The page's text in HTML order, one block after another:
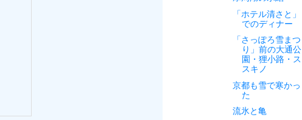
「ホテル清さと」
でのディナー
「さっぽろ雪まつ
り」前の大通公
園・狸小路・ス
スキノ
京都も雪で寒かっ
た
流氷と亀